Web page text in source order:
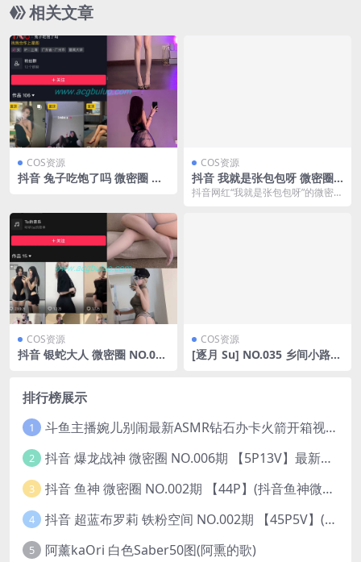
相关文章
COS资源
抖音 兔子吃饱了吗 微密圈 N
COS资源
抖音 我就是张包包呀 微密圈
NO.007期 【31P】(我就是演
抖音网红“我就是张包包呀”的微密圈
COS资源
抖音 银蛇大人 微密圈 NO.011
COS资源
[逐月 Su] NO.035 乡间小路
排行榜展示
1 斗鱼主播婉儿别闹最新ASMR钻石办卡火箭开箱视频+音频合集-47个资源打包下载 [39V-10.1GB]
2 抖音 爆龙战神 微密圈 NO.006期 【5P13V】最新至：2023.6.7(暴龙神和战龙皇)
3 抖音 鱼神 微密圈 NO.002期 【44P】(抖音鱼神微密猫)
4 抖音 超蓝布罗莉 铁粉空间 NO.002期 【45P5V】(抖音超蓝布罗利是真的吗)
5 阿薰kaOri 白色Saber50图(阿熏的歌)